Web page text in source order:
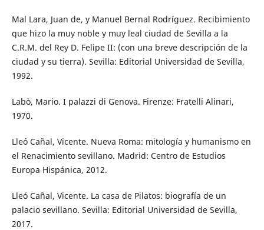
Mal Lara, Juan de, y Manuel Bernal Rodríguez. Recibimiento
que hizo la muy noble y muy leal ciudad de Sevilla a la
C.R.M. del Rey D. Felipe II: (con una breve descripción de la
ciudad y su tierra). Sevilla: Editorial Universidad de Sevilla,
1992.
Labò, Mario. I palazzi di Genova. Firenze: Fratelli Alinari,
1970.
Lleó Cañal, Vicente. Nueva Roma: mitología y humanismo en
el Renacimiento sevillano. Madrid: Centro de Estudios
Europa Hispánica, 2012.
Lleó Cañal, Vicente. La casa de Pilatos: biografía de un
palacio sevillano. Sevilla: Editorial Universidad de Sevilla,
2017.